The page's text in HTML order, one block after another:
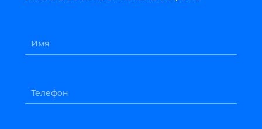
Имя
Телефон